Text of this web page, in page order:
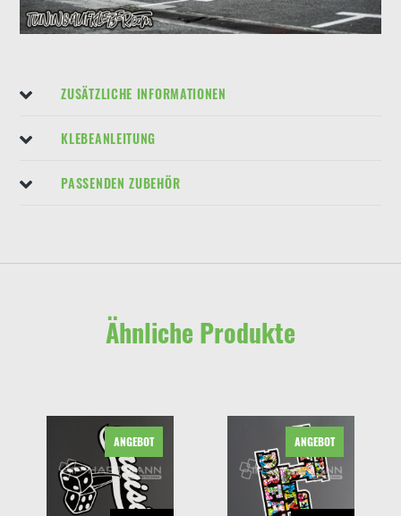
ZUSÄTZLICHE INFORMATIONEN
KLEBEANLEITUNG
PASSENDEN ZUBEHÖR
Ähnliche Produkte
ANGEBOT ANGEBOT